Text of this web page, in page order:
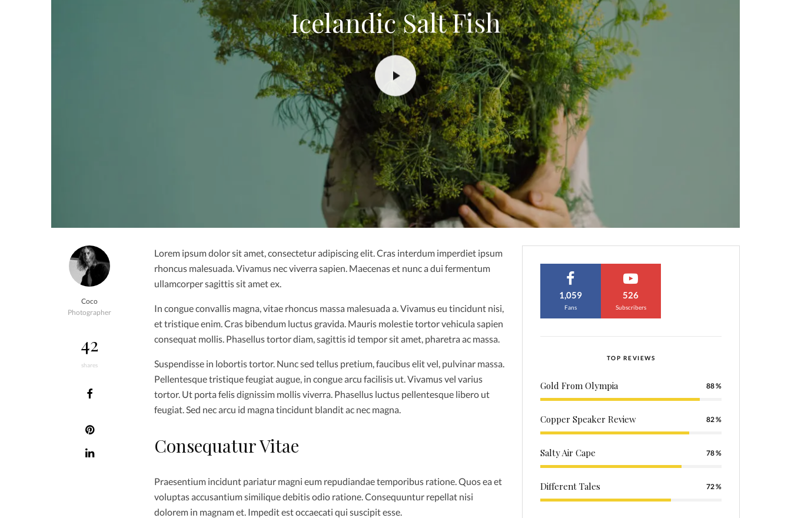
Icelandic Salt Fish
Coco
Photographer
42
shares
Lorem ipsum dolor sit amet, consectetur adipiscing elit. Cras interdum imperdiet ipsum
rhoncus malesuada. Vivamus nec viverra sapien. Maecenas et nunc a dui fermentum
ullamcorper sagittis sit amet ex.
In congue convallis magna, vitae rhoncus massa malesuada a. Vivamus eu tincidunt nisi,
et tristique enim. Cras bibendum luctus gravida. Mauris molestie tortor vehicula sapien
consequat mollis. Phasellus tortor diam, sagittis id tempor sit amet, pharetra ac massa.
Suspendisse in lobortis tortor. Nunc sed tellus pretium, faucibus elit vel, pulvinar massa.
Pellentesque tristique feugiat augue, in congue arcu facilisis ut. Vivamus vel varius
tortor. Ut porta felis dignissim mollis viverra. Phasellus luctus pellentesque libero ut
feugiat. Sed nec arcu id magna tincidunt blandit ac nec magna.
Consequatur Vitae
Praesentium incidunt pariatur magni eum repudiandae temporibus ratione. Quos ea et
voluptas accusantium similique debitis odio ratione. Consequuntur repellat nisi
dolorem in magnam et. Impedit est occaecati qui suscipit esse.
1,059
Fans
526
Subscribers
TOP REVIEWS
Gold From Olympia 88
Copper Speaker Review 82
Salty Air Cape 78
Different Tales 72